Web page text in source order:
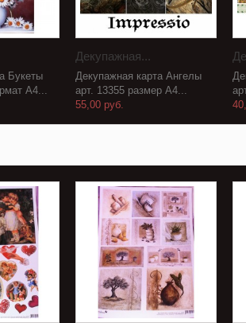
Букеты
А4...
Декупажная...
Декупажная карта Ангелы
арт. 13355 размер А4...
55,00 руб.